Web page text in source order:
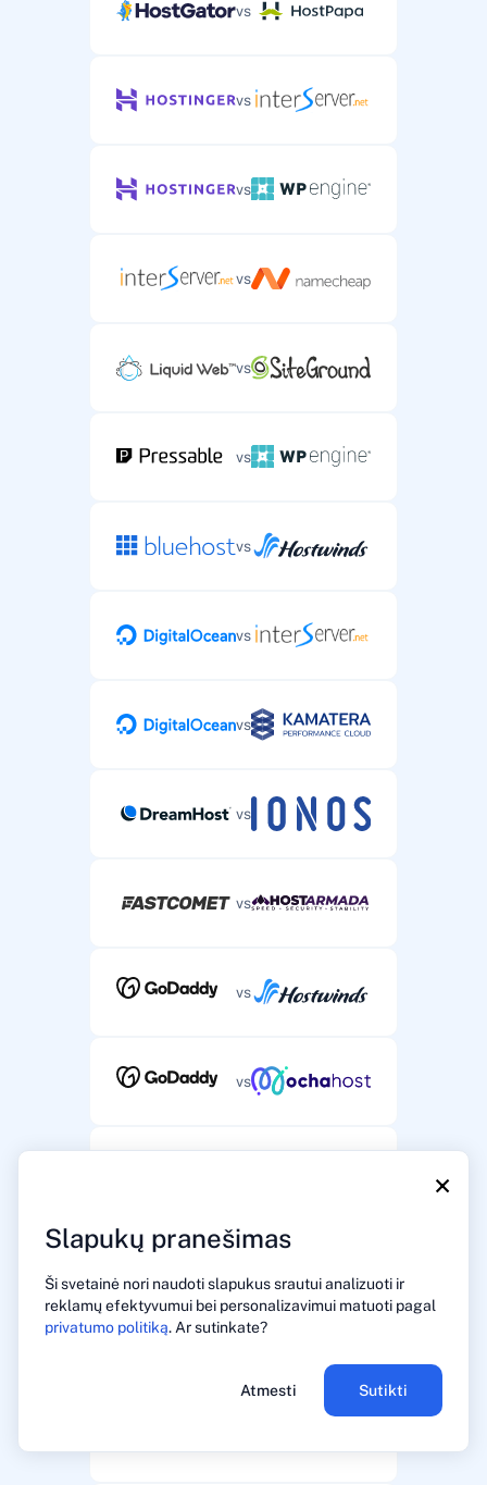
×
Slapukų pranešimas
Ši svetainė nori naudoti slapukus srautui analizuoti ir
reklamų efektyvumui bei personalizavimui matuoti pagal
privatumo politiką. Ar sutinkate?
Atmesti Sutikti
vs
vs
vs
vs
vs
vs
vs
vs
vs
vs
vs
vs
vs